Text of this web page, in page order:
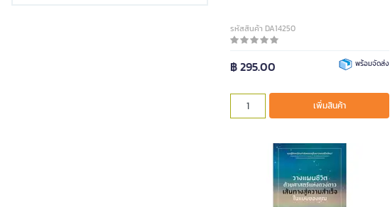
รหัสสินค้า DA14250
฿ 295.00 พร้อมจัดส่ง
เพิ่มสินค้า